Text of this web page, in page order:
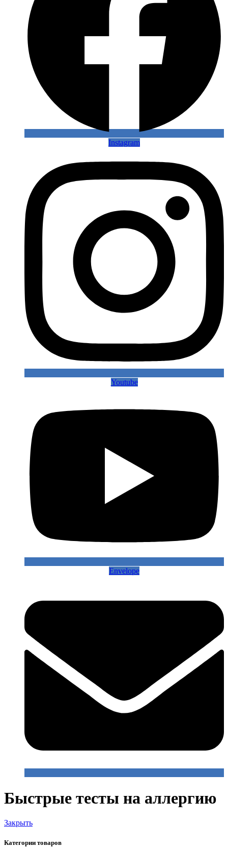
Instagram
Youtube
Envelope
Быстрые тесты на аллергию
Закрыть
Категории товаров